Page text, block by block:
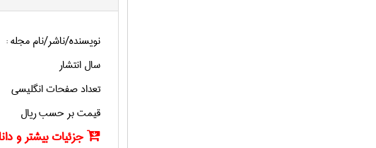
نویسنده/ناشر/نام مجله :
سال انتشار
تعداد صفحات انگليسی
قیمت بر حسب ریال
جزئیات بیشتر و